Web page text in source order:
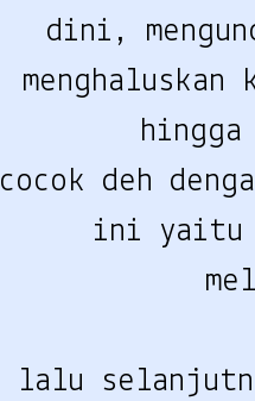
dini,
cocok deh
ini yaitu
lalu